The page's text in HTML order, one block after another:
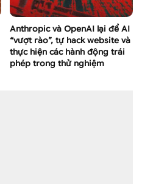
Anthropic và OpenAI lại để AI
“vượt rào”, tự hack website và
thực hiện các hành động trái
phép trong thử nghiệm